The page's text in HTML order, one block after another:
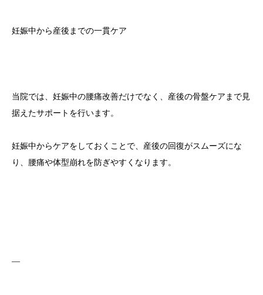
妊娠中から産後までの一貫ケア
当院では、妊娠中の腰痛改善だけでなく、産後の骨盤ケアまで見
据えたサポートを行います。
妊娠中からケアをしておくことで、産後の回復がスムーズにな
り、腰痛や体型崩れを防ぎやすくなります。
—